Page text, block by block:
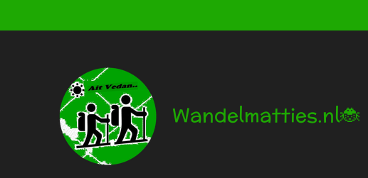
Wandelmatties.nl🐞